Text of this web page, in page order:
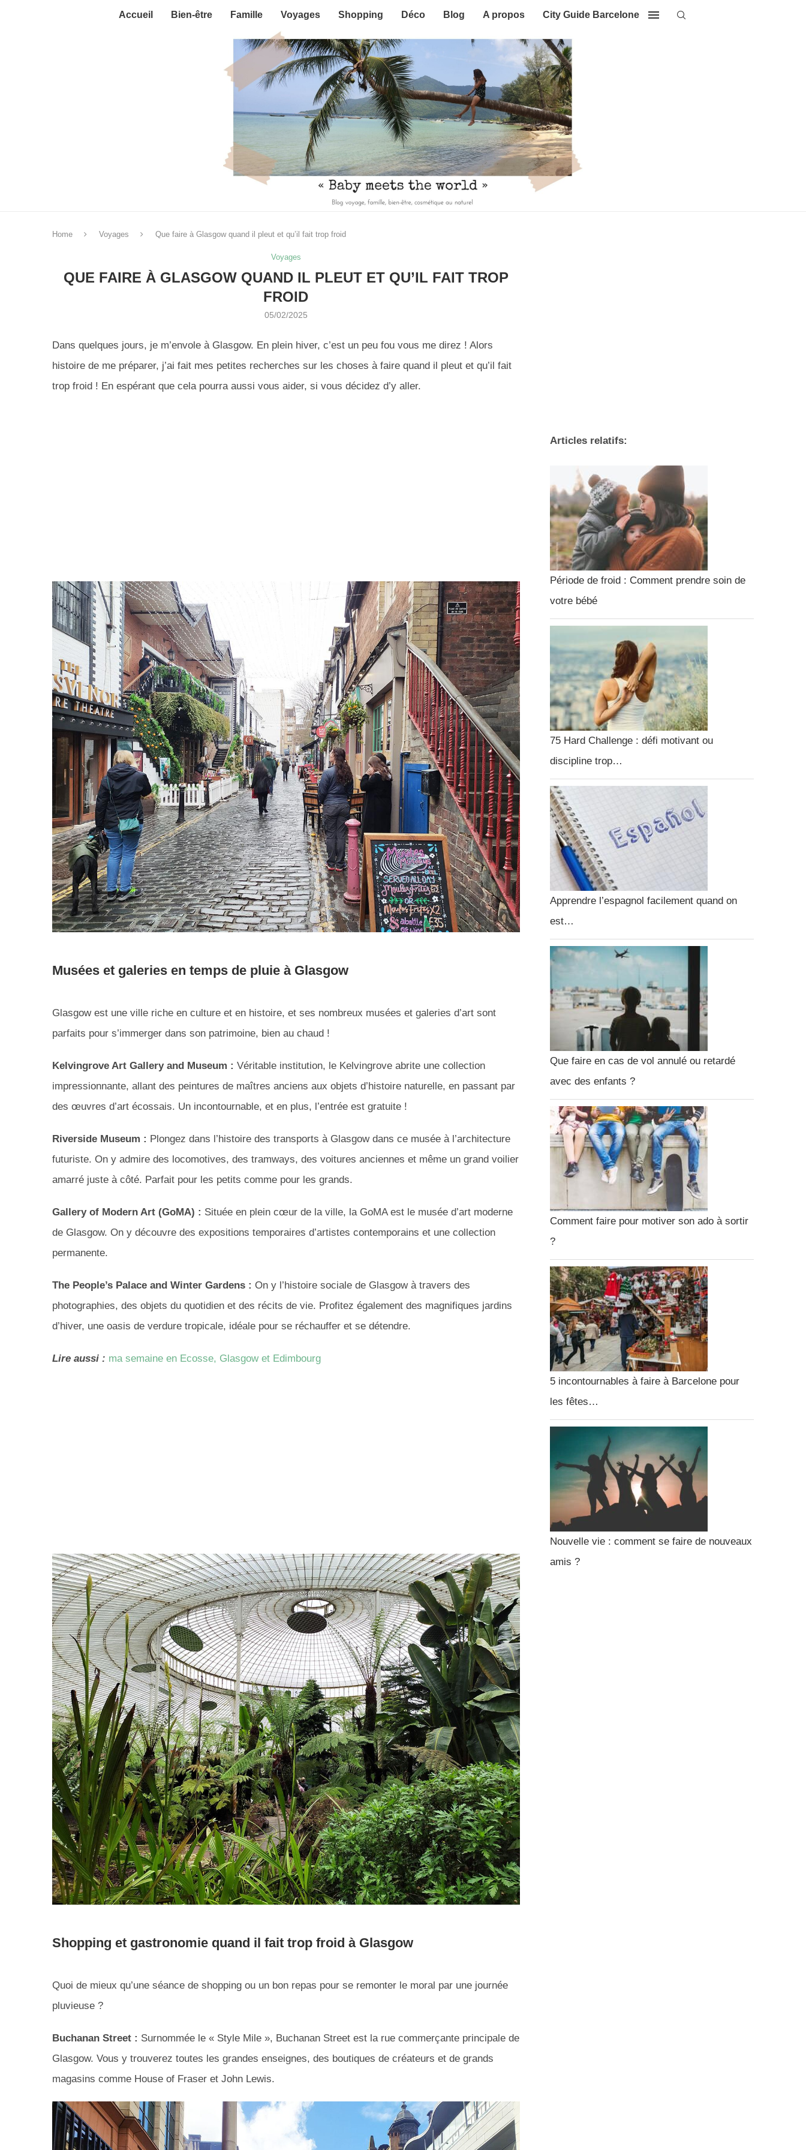
Accueil Bien-être Famille Voyages Shopping Déco Blog A propos City Guide Barcelone
Home Voyages Que faire à Glasgow quand il pleut et qu’il fait trop froid
Voyages
QUE FAIRE À GLASGOW QUAND IL PLEUT ET QU’IL FAIT TROP
FROID
05/02/2025
Dans quelques jours, je m’envole à Glasgow. En plein hiver, c’est un peu fou vous me direz ! Alors
histoire de me préparer, j’ai fait mes petites recherches sur les choses à faire quand il pleut et qu’il fait
trop froid ! En espérant que cela pourra aussi vous aider, si vous décidez d’y aller.
Musées et galeries en temps de pluie à Glasgow
Glasgow est une ville riche en culture et en histoire, et ses nombreux musées et galeries d’art sont
parfaits pour s’immerger dans son patrimoine, bien au chaud !
Kelvingrove Art Gallery and Museum : Véritable institution, le Kelvingrove abrite une collection
impressionnante, allant des peintures de maîtres anciens aux objets d’histoire naturelle, en passant par
des œuvres d’art écossais. Un incontournable, et en plus, l’entrée est gratuite !
Riverside Museum : Plongez dans l’histoire des transports à Glasgow dans ce musée à l’architecture
futuriste. On y admire des locomotives, des tramways, des voitures anciennes et même un grand voilier
amarré juste à côté. Parfait pour les petits comme pour les grands.
Gallery of Modern Art (GoMA) : Située en plein cœur de la ville, la GoMA est le musée d’art moderne
de Glasgow. On y découvre des expositions temporaires d’artistes contemporains et une collection
permanente.
The People’s Palace and Winter Gardens : On y l’histoire sociale de Glasgow à travers des
photographies, des objets du quotidien et des récits de vie. Profitez également des magnifiques jardins
d’hiver, une oasis de verdure tropicale, idéale pour se réchauffer et se détendre.
Lire aussi : ma semaine en Ecosse, Glasgow et Edimbourg
Shopping et gastronomie quand il fait trop froid à Glasgow
Quoi de mieux qu’une séance de shopping ou un bon repas pour se remonter le moral par une journée
pluvieuse ?
Buchanan Street : Surnommée le « Style Mile », Buchanan Street est la rue commerçante principale de
Glasgow. Vous y trouverez toutes les grandes enseignes, des boutiques de créateurs et de grands
magasins comme House of Fraser et John Lewis.
Articles relatifs:
Période de froid : Comment prendre soin de
votre bébé
75 Hard Challenge : défi motivant ou
discipline trop…
Apprendre l’espagnol facilement quand on
est…
Que faire en cas de vol annulé ou retardé
avec des enfants ?
Comment faire pour motiver son ado à sortir
?
5 incontournables à faire à Barcelone pour
les fêtes…
Nouvelle vie : comment se faire de nouveaux
amis ?